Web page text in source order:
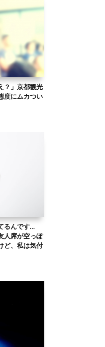
？」京都観光
度にムカつい
るんです…
人席が空っぽ
ど、私は気付